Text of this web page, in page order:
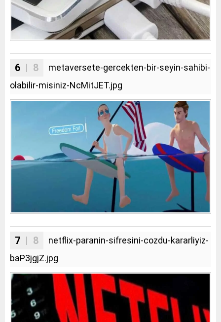
6 | 8
metaversete-gercekten-bir-seyin-sahibi-
olabilir-misiniz-NcMitJET.jpg
7 | 8
netflix-paranin-sifresini-cozdu-kararliyiz-
baP3jgjZ.jpg